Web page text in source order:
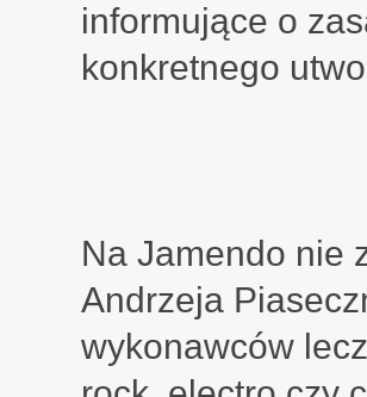
informujące o
konkretnego
Na Jamendo nie
Andrzeja
wykonawców